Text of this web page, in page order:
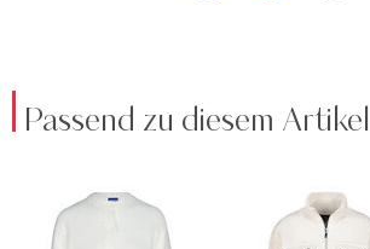
Passend zu diesem Artikel